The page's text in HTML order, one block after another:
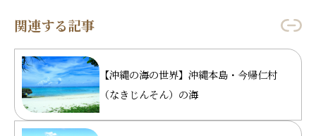
関連する記事
【沖縄の海の世界】沖縄本島・今帰仁村
（なきじんそん）の海